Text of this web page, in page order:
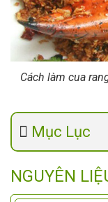
Cách làm cua
Mục Lục
NGUYÊN